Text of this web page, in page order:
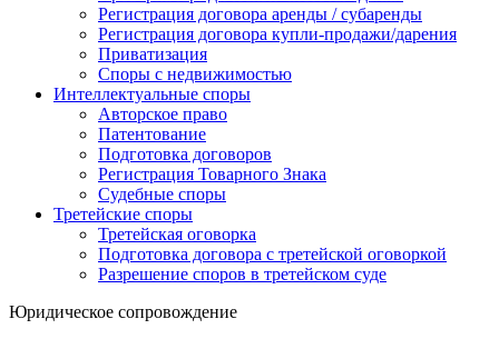
Регистрация договора аренды / субаренды
Регистрация договора купли-продажи/дарения
Приватизация
Cпоры с недвижимостью
Интеллектуальные споры
Авторское право
Патентование
Подготовка договоров
Регистрация Товарного Знака
Судебные споры
Третейские споры
Третейская оговорка
Подготовка договора с третейской оговоркой
Разрешение споров в третейском суде
Юридическое сопровождение